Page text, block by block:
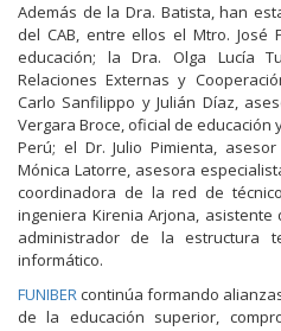
Además de la Dra. Batista, han
del CAB, entre ellos el Mtro. José
educación; la Dra. Olga Lucía
Relaciones Externas y
Carlo Sanfilippo y Julián Díaz,
Vergara Broce, oficial de educación
Perú; el Dr. Julio Pimienta,
Mónica Latorre, asesora
coordinadora de la red de
ingeniera Kirenia Arjona, asistente
administrador de la estructura
informático.
FUNIBERcontinúa formando
de la educación superior,